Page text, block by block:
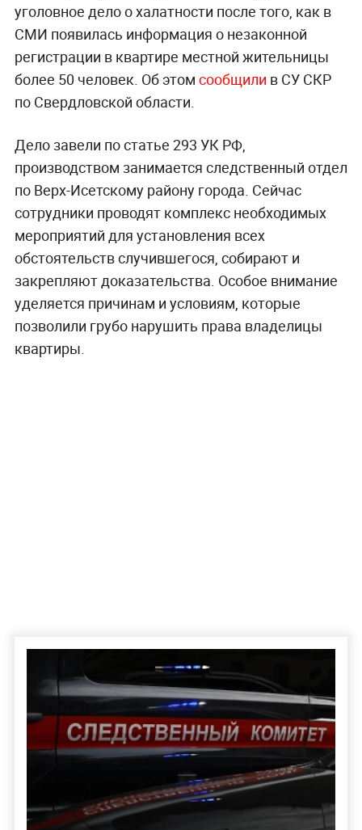
уголовное дело о халатности после того, как в
СМИ появилась информация о незаконной
регистрации в квартире местной жительницы
более 50 человек. Об этом сообщили в СУ СКР
по Свердловской области.
Дело завели по статье 293 УК РФ,
производством занимается следственный отдел
по Верх-Исетскому району города. Сейчас
сотрудники проводят комплекс необходимых
мероприятий для установления всех
обстоятельств случившегося, собирают и
закрепляют доказательства. Особое внимание
уделяется причинам и условиям, которые
позволили грубо нарушить права владелицы
квартиры.